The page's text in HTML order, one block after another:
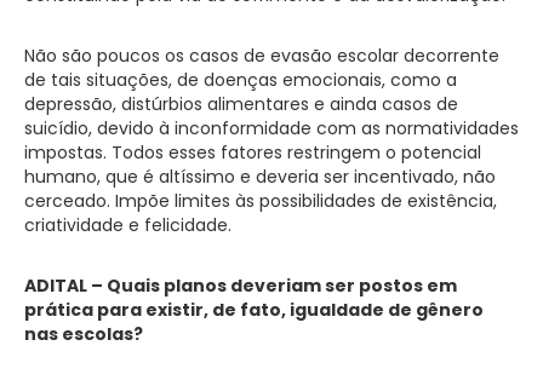
Não são poucos os casos de evasão escolar decorrente
de tais situações, de doenças emocionais, como a
depressão, distúrbios alimentares e ainda casos de
suicídio, devido à inconformidade com as normatividades
impostas. Todos esses fatores restringem o potencial
humano, que é altíssimo e deveria ser incentivado, não
cerceado. Impõe limites às possibilidades de existência,
criatividade e felicidade.
ADITAL – Quais planos deveriam ser postos em
prática para existir, de fato, igualdade de gênero
nas escolas?